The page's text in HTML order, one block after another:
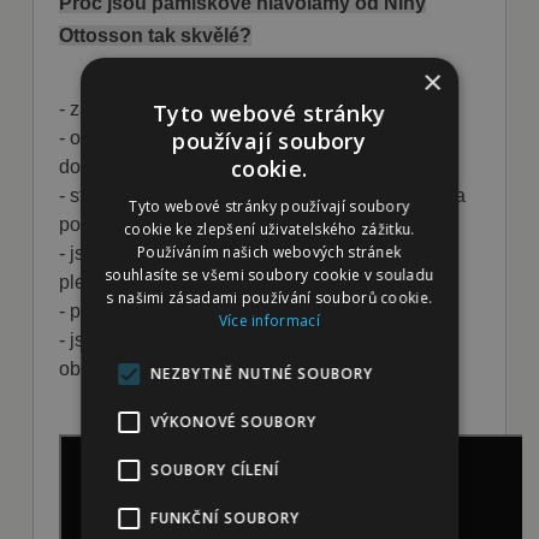
Ottosson tak skvělé?
- zahání nudu a zabaví i hyperaktivní jedince
- omezují destruktivní chování a rozvíjí
dovednosti vašeho psa
- stimulují k přemýšlení a soustředění, takže psa
pozitivně unaví
- jsou zábavné pro všechny bez ohledu na
plemeno a věk
- posilují vztah mezi páníčkem a psem
- jsou vyrobeny z bezpečných materiálů bez
obsahu BPA, PVC a ftalátů
×
Tyto webové stránky
používají soubory
cookie.
Tyto webové stránky používají soubory
cookie ke zlepšení uživatelského zážitku.
Používáním našich webových stránek
souhlasíte se všemi soubory cookie v souladu
s našimi zásadami používání souborů cookie.
Více informací
NEZBYTNĚ NUTNÉ SOUBORY
VÝKONOVÉ SOUBORY
SOUBORY CÍLENÍ
FUNKČNÍ SOUBORY